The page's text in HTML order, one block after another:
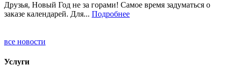
Друзья, Новый Год не за горами! Самое время задуматься о
заказе календарей. Для... Подробнее
все новости
Услуги